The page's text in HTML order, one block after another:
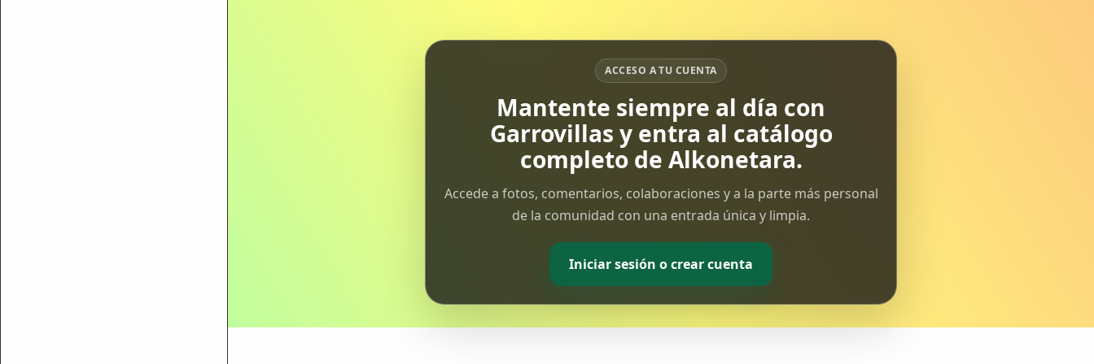
cuando los...
ACCESO A TU CUENTA
Mantente siempre al día con
Garrovillas y entra al catálogo
completo de Alkonetara.
Accede a fotos, comentarios, colaboraciones y a la parte más personal
de la comunidad con una entrada única y limpia.
Iniciar sesión o crear cuenta